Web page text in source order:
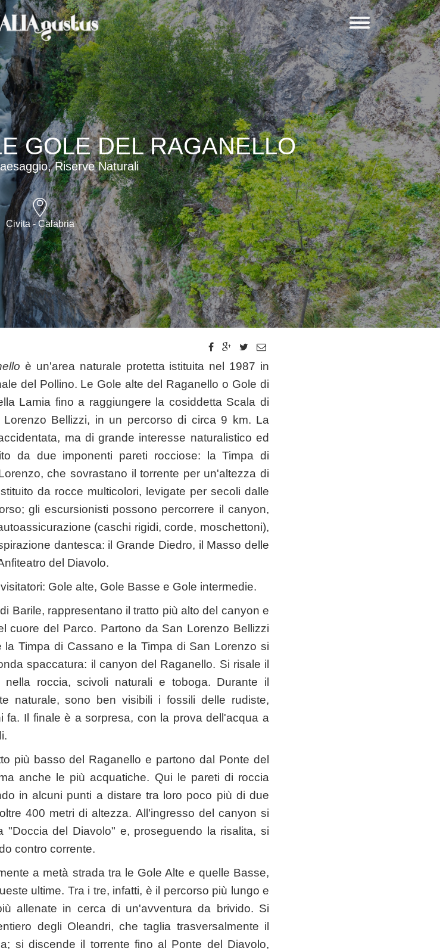
GOLE DEL RAGANELLO
Riserve Naturali
Civita - Calabria
è un'area naturale protetta istituita nel 1987 in
del Pollino. Le Gole alte del Raganello o Gole di
Lamia fino a raggiungere la cosiddetta Scala di
Bellizzi, in un percorso di circa 9 km. La
ma di grande interesse naturalistico ed
da due imponenti pareti rocciose: la Timpa di
che sovrastano il torrente per un'altezza di
da rocce multicolori, levigate per secoli dalle
gli escursionisti possono percorrere il canyon,
(caschi rigidi, corde, moschettoni),
dantesca: il Grande Diedro, il Masso delle
del Diavolo.
Gole alte, Gole Basse e Gole intermedie.
Barile, rappresentano il tratto più alto del canyon e
cuore del Parco. Partono da San Lorenzo Bellizzi
Timpa di Cassano e la Timpa di San Lorenzo si
spaccatura: il canyon del Raganello. Si risale il
nella roccia, scivoli naturali e toboga. Durante il
naturale, sono ben visibili i fossili delle rudiste,
fa. Il finale è a sorpresa, con la prova dell'acqua a
più basso del Raganello e partono dal Ponte del
anche le più acquatiche. Qui le pareti di roccia
in alcuni punti a distare tra loro poco più di due
400 metri di altezza. All'ingresso del canyon si
"Doccia del Diavolo" e, proseguendo la risalita, si
contro corrente.
a metà strada tra le Gole Alte e quelle Basse,
ultime. Tra i tre, infatti, è il percorso più lungo e
allenate in cerca di un'avventura da brivido. Si
degli Oleandri, che taglia trasversalmente il
si discende il torrente fino al Ponte del Diavolo,